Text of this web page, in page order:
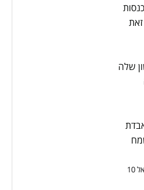
שלה
נשאל 10